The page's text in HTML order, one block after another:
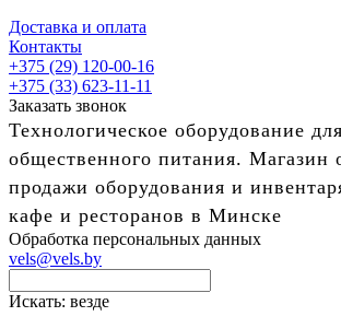
Доставка и оплата
Контакты
+375 (29) 120-00-16
+375 (33) 623-11-11
Заказать звонок
Технологическое оборудование
общественного питания. Магазин
продажи оборудования и
кафе и ресторанов в Минске
Обработка персональных данных
vels@vels.by
Искать: везде